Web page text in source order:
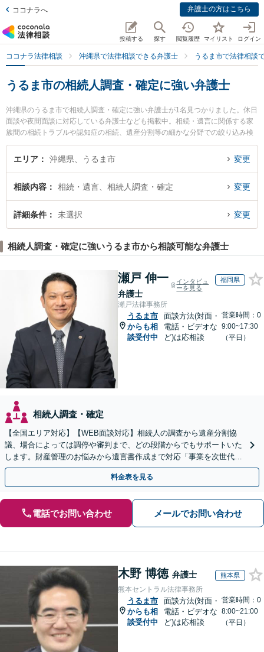
ココナラへ 弁護士の方はこちら
投稿する 探す 閲覧履歴 マイリスト ログイン
ココナラ法律相談 沖縄県で法律相談できる弁護士 うるま市で法律相談
うるま市の相続人調査・確定に強い弁護士
沖縄県のうるま市で相続人調査・確定に強い弁護士が1名見つかりました。休日
面談や夜間面談に対応している弁護士なども掲載中。相続・遺言に関係する家
族間の相続トラブルや認知症の相続、遺産分割等の細かな分野での絞り込み検
索もでき便利です。特にうるま・あおいそら法律事務所の松山 清一郎弁護士の
プロフィール情報や弁護士費用、強みなどが注目されています。『うるま市で
土日や夜間に発生した相続人調査・確定のトラブルを今すぐに弁護士に相談し
たい』『初回相談無料で相続人調査・確定を法律相談できるうるま市内の弁護
士に相談予約したい』などでお困りの相談者さんにおすすめです。
エリア 沖縄県、うるま市 変更
相談内容 相続・遺言、相続人調査・確定 変更
詳細条件 未選択 変更
相続人調査・確定に強いうるま市から相談可能な弁護士
瀬戸 伸一
弁護士
インタビュ
ーを見る
福岡県
瀬戸法律事務所
うるま市
からも相
談受付中
面談方法(対面・
電話・ビデオな
ど)は応相談
営業時間：0
9:00~17:30
（平日）
相続人調査・確定
【全国エリア対応】【WEB面談対応】相続人の調査から遺産分割協
議、場合によっては調停や審判まで、どの段階からでもサポートいた
します。財産管理のお悩みから遺言書作成まで対応「事業を次世代に
引き継ぐ安心の事業承継をサポート」【完全個室相談】
料金表を見る
電話でお問い合わせ メールでお問い合わせ
木野 博徳 弁護士 熊本県
熊本セントラル法律事務所
うるま市
からも相
談受付中
面談方法(対面・
電話・ビデオな
ど)は応相談
営業時間：0
8:00~21:00
（平日）